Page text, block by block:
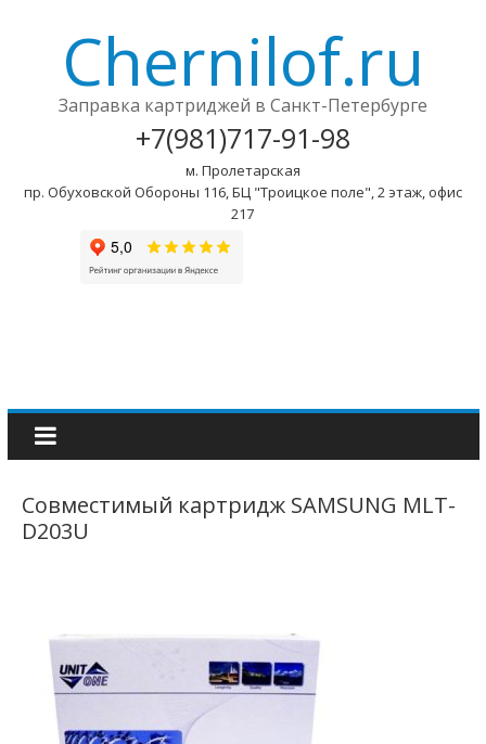
Chernilof.ru
Заправка картриджей в Санкт-Петербурге
+7(981)717-91-98
м. Пролетарская
пр. Обуховской Обороны 116, БЦ "Троицкое поле", 2 этаж, офис
217
Совместимый картридж SAMSUNG MLT-
D203U